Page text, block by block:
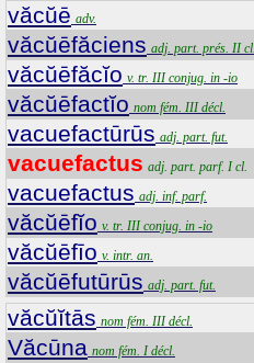
văcŭē adv.
văcŭēfăciens adj. part. prés. II cl.
văcŭēfăcĭo v. tr. III conjug. in -io
văcŭēfactĭo nom fém. III décl.
vacuefactūrūs adj. part. fut.
vacuefactus adj. part. parf. I cl.
vacuefactus adj. inf. parf.
văcŭēfĭo v. tr. III conjug. in -io
văcŭēfīo v. intr. an.
văcŭēfutūrūs adj. part. fut.
văcŭĭtās nom fém. III décl.
Văcūna nom fém. I décl.